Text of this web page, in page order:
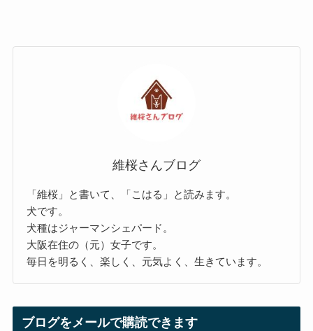
維桜さんブログ
「維桜」と書いて、「こはる」と読みます。
犬です。
犬種はジャーマンシェパード。
大阪在住の（元）女子です。
毎日を明るく、楽しく、元気よく、生きています。
ブログをメールで購読できます